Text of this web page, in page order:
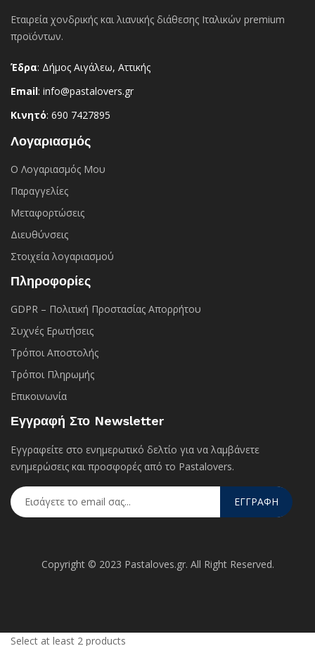
Εταιρεία χονδρικής και λιανικής διάθεσης Ιταλικών premium
προϊόντων.
Έδρα: Δήμος Αιγάλεω, Αττικής
Email: info@pastalovers.gr
Κινητό: 690 7427895
Λογαριασμός
Ο Λογαριασμός Μου
Παραγγελίες
Μεταφορτώσεις
Διευθύνσεις
Στοιχεία λογαριασμού
Πληροφορίες
GDPR – Πολιτική Προστασίας Απορρήτου
Συχνές Eρωτήσεις
Τρόποι Αποστολής
Τρόποι Πληρωμής
Επικοινωνία
Εγγραφή Στο Newsletter
Εγγραφείτε στο ενημερωτικό δελτίο για να λαμβάνετε
ενημερώσεις και προσφορές από το Pastalovers.
ΕΓΓΡΑΦΗ
Copyright © 2023 Pastaloves.gr. All Right Reserved.
Select at least 2 products